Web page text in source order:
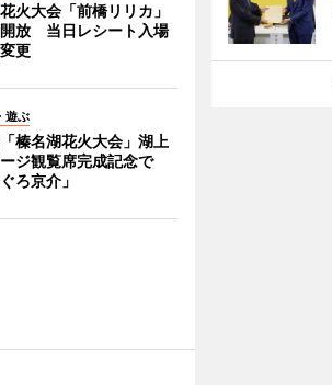
火大会「前橋リリカ」
放 当日レシート入場
更
遊ぶ
榛名湖花火大会」湖上
ジ観覧席完成記念で
ぐろ京介」